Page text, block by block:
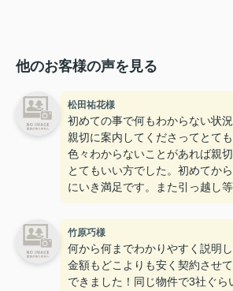
他のお客様の声を見る
松田祐花様
初めての事で何もわからない状
親切に案内してくださってとても
色々わからないことがあれば親
とてもいい方でした。初めてか
にいき満足です。また引っ越し
竹原巧様
何から何までわかりやすく説明し
金額もどこよりも安く契約させ
できました！同じ物件で3社ぐら